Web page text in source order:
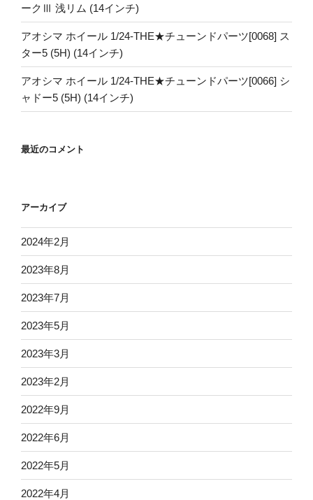
ークⅢ 浅リム (14インチ)
アオシマ ホイール 1/24-THE★チューンドパーツ[0068] ス
ター5 (5H) (14インチ)
アオシマ ホイール 1/24-THE★チューンドパーツ[0066] シ
ャドー5 (5H) (14インチ)
最近のコメント
アーカイブ
2024年2月
2023年8月
2023年7月
2023年5月
2023年3月
2023年2月
2022年9月
2022年6月
2022年5月
2022年4月